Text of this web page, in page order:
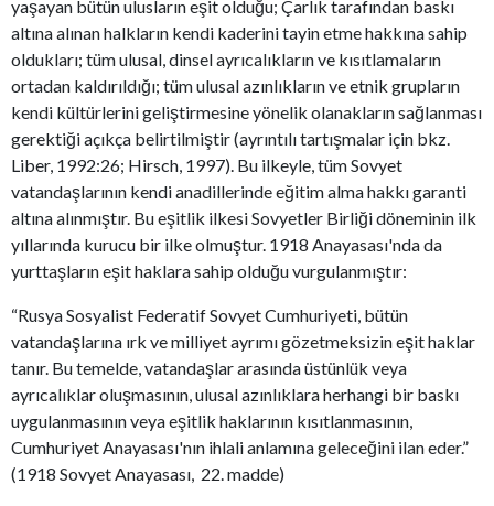
yaşayan bütün ulusların eşit olduğu; Çarlık tarafından baskı
altına alınan halkların kendi kaderini tayin etme hakkına sahip
oldukları; tüm ulusal, dinsel ayrıcalıkların ve kısıtlamaların
ortadan kaldırıldığı; tüm ulusal azınlıkların ve etnik grupların
kendi kültürlerini geliştirmesine yönelik olanakların sağlanması
gerektiği açıkça belirtilmiştir (ayrıntılı tartışmalar için bkz.
Liber, 1992:26; Hirsch, 1997). Bu ilkeyle, tüm Sovyet
vatandaşlarının kendi anadillerinde eğitim alma hakkı garanti
altına alınmıştır. Bu eşitlik ilkesi Sovyetler Birliği döneminin ilk
yıllarında kurucu bir ilke olmuştur. 1918 Anayasası'nda da
yurttaşların eşit haklara sahip olduğu vurgulanmıştır:
“Rusya Sosyalist Federatif Sovyet Cumhuriyeti, bütün
vatandaşlarına ırk ve milliyet ayrımı gözetmeksizin eşit haklar
tanır. Bu temelde, vatandaşlar arasında üstünlük veya
ayrıcalıklar oluşmasının, ulusal azınlıklara herhangi bir baskı
uygulanmasının veya eşitlik haklarının kısıtlanmasının,
Cumhuriyet Anayasası'nın ihlali anlamına geleceğini ilan eder.”
(1918 Sovyet Anayasası, 22. madde)